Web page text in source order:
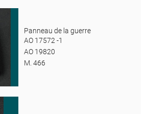
Panneau de la guerre
AO 17572 -1
AO 19820
M. 466